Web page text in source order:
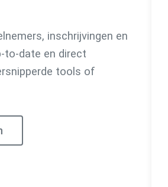
inschrijvingen en
to-date en direct
tools of